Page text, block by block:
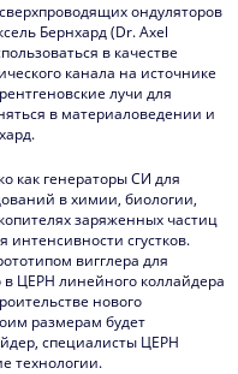
ондуляторов
Бернхард (Dr. Axel
в качестве
канала на источнике
лучи для
в материаловедении и
как генераторы СИ для
в химии, биологии,
заряженных частиц
сгустков.
вигглера для
в ЦЕРН линейного коллайдера
нового
размерам будет
специалисты ЦЕРН
технологии.